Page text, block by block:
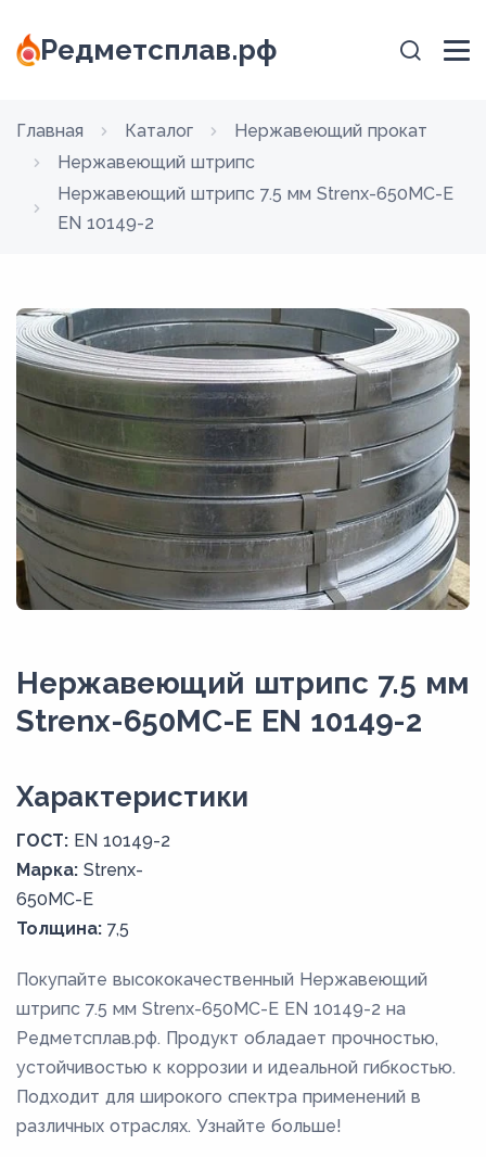
Редметсплав.рф
Главная Каталог
Нержавеющий прокат
Нержавеющий штрипс
Нержавеющий штрипс 7.5 мм Strenx-650MC-E
EN 10149-2
Нержавеющий штрипс 7.5 мм
Strenx-650MC-E EN 10149-2
Xарактеристики
ГОСТ: EN 10149-2
Марка: Strenx-
650MC-E
Толщина: 7,5
Покупайте высококачественный Нержавеющий
штрипс 7.5 мм Strenx-650MC-E EN 10149-2 на
Редметсплав.рф. Продукт обладает прочностью,
устойчивостью к коррозии и идеальной гибкостью.
Подходит для широкого спектра применений в
различных отраслях. Узнайте больше!